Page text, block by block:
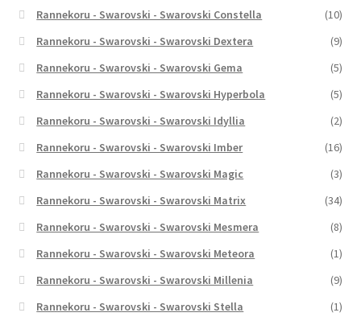
Rannekoru - Swarovski - Swarovski Constella
(10)
Rannekoru - Swarovski - Swarovski Dextera
(9)
Rannekoru - Swarovski - Swarovski Gema
(5)
Rannekoru - Swarovski - Swarovski Hyperbola
(5)
Rannekoru - Swarovski - Swarovski Idyllia
(2)
Rannekoru - Swarovski - Swarovski Imber
(16)
Rannekoru - Swarovski - Swarovski Magic
(3)
Rannekoru - Swarovski - Swarovski Matrix
(34)
Rannekoru - Swarovski - Swarovski Mesmera
(8)
Rannekoru - Swarovski - Swarovski Meteora
(1)
Rannekoru - Swarovski - Swarovski Millenia
(9)
Rannekoru - Swarovski - Swarovski Stella
(1)